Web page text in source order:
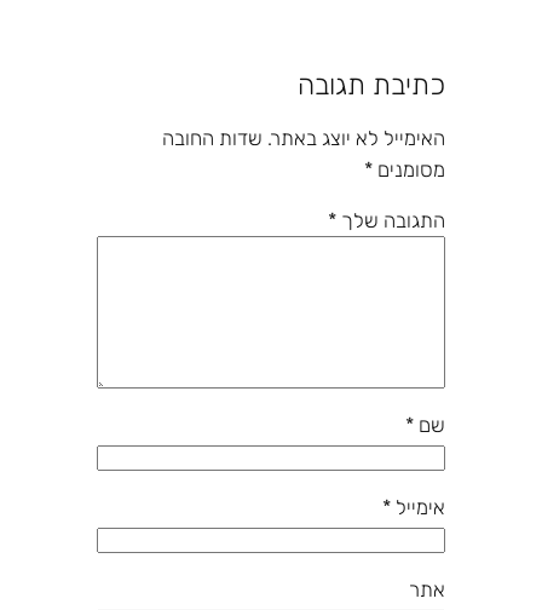
כתיבת תגובה
האימייל לא יוצג באתר. שדות החובה
מסומנים *
התגובה שלך *
שם *
אימייל *
אתר